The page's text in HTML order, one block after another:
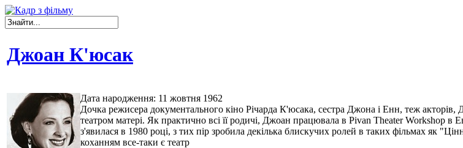
Джоан К'юсак
Дата народження: 11 жовтня 1962
Дочка режисера документального кіно Річарда К'юсака, сестра Джона і Енн, теж
театром матері. Як практично всі її родичі, Джоан працювала в Pivan Theater Workshop
з'явилася в 1980 році, з тих пір зробила декілька блискучих ролей в таких фільмах як
коханням все-таки є театр